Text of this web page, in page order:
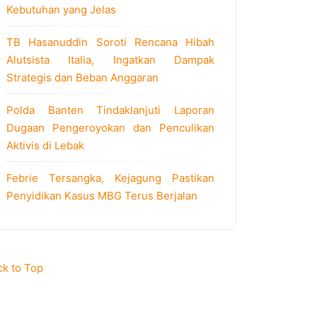
Kebutuhan yang Jelas
TB Hasanuddin Soroti Rencana Hibah
Alutsista Italia, Ingatkan Dampak
Strategis dan Beban Anggaran
Polda Banten Tindaklanjuti Laporan
Dugaan Pengeroyokan dan Penculikan
Aktivis di Lebak
Febrie Tersangka, Kejagung Pastikan
Penyidikan Kasus MBG Terus Berjalan
to Top